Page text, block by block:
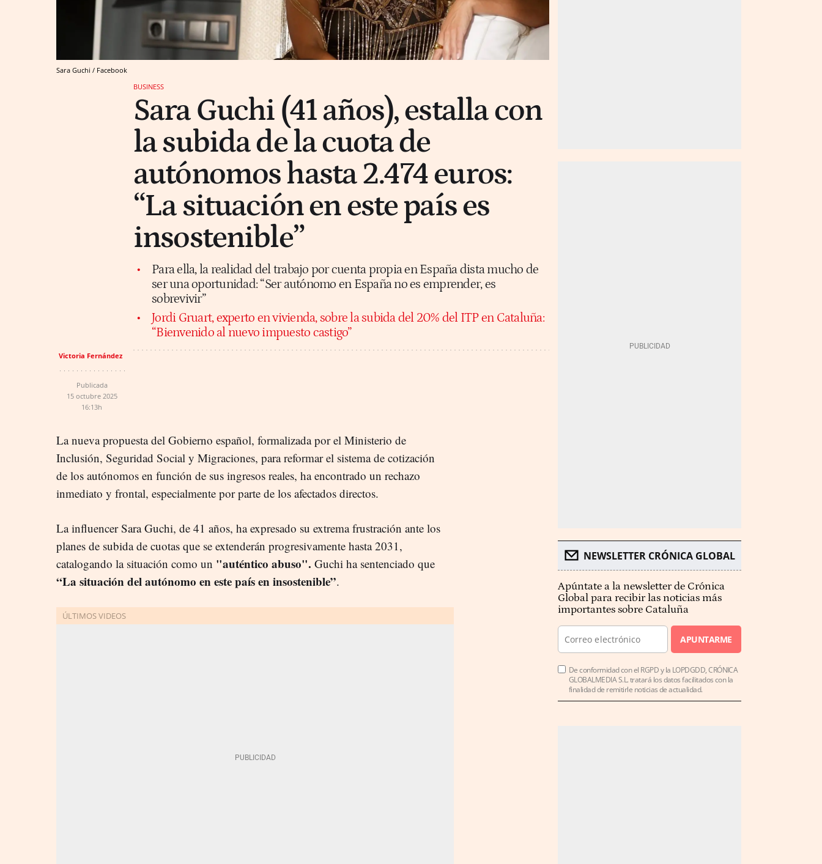
Sara Guchi / Facebook
BUSINESS
Sara Guchi (41 años), estalla con
la subida de la cuota de
autónomos hasta 2.474 euros:
“La situación en este país es
insostenible”
Para ella, la realidad del trabajo por cuenta propia en España dista mucho de
ser una oportunidad: “Ser autónomo en España no es emprender, es
sobrevivir”
Jordi Gruart, experto en vivienda, sobre la subida del 20% del ITP en Cataluña:
“Bienvenido al nuevo impuesto castigo”
Victoria Fernández
Publicada
15 octubre 2025
16:13h
La nueva propuesta del Gobierno español, formalizada por el Ministerio de
Inclusión, Seguridad Social y Migraciones, para reformar el sistema de cotización
de los autónomos en función de sus ingresos reales, ha encontrado un rechazo
inmediato y frontal, especialmente por parte de los afectados directos.
La influencer Sara Guchi, de 41 años, ha expresado su extrema frustración ante los
planes de subida de cuotas que se extenderán progresivamente hasta 2031,
catalogando la situación como un "auténtico abuso". Guchi ha sentenciado que
“La situación del autónomo en este país en insostenible”.
NEWSLETTER CRÓNICA GLOBAL
Apúntate a la newsletter de Crónica
Global para recibir las noticias más
importantes sobre Cataluña
APUNTARME
De conformidad con el RGPD y la LOPDGDD, CRÓNICA
GLOBALMEDIA S.L. tratará los datos facilitados con la
finalidad de remitirle noticias de actualidad.